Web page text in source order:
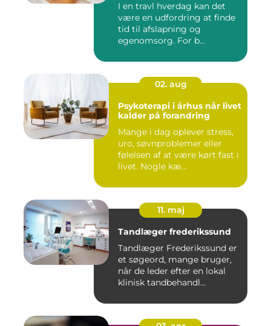
I en travl hverdag kan det
være en udfordring at finde
tid til afslapning og
egenomsorg. For b...
02. aug
Psykoterapi i århus når livet
kalder på forandring
Mange i dag oplever stress,
uro, søvnproblemer eller
følelsen af at være kørt fast i
livet. Nogle kæ...
11. maj
Tandlæger frederikssund
Tandlæger Frederikssund er
et søgeord, mange bruger,
når de leder efter en lokal
klinisk tandbehandl...